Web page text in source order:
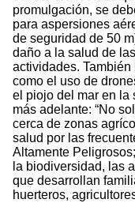
promulgación, se
para aspersiones
de seguridad de 50
daño a la salud de
actividades.
como el uso de
el piojo del mar en la
más adelante: “No
cerca de zonas
salud por las
Altamente
la biodiversidad, las
que desarrollan
huerteros,